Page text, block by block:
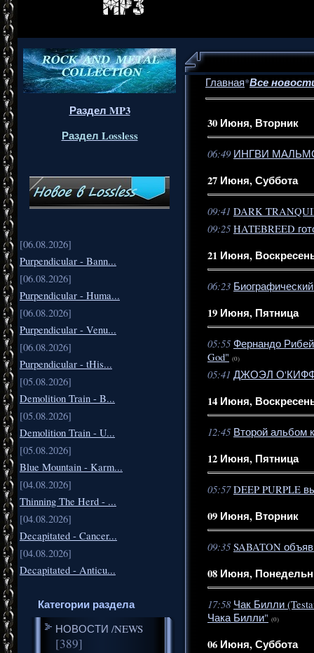
Раздел MP3
Раздел Lossless
[06.08.2026]
Purpendicular - Bann...
[06.08.2026]
Purpendicular - Huma...
[06.08.2026]
Purpendicular - Venu...
[06.08.2026]
Purpendicular - tHis...
[05.08.2026]
Demolition Train - B...
[05.08.2026]
Demolition Train - U...
[05.08.2026]
Blue Mountain - Karm...
[04.08.2026]
Thinning The Herd - ...
[04.08.2026]
Decapitated - Cancer...
[04.08.2026]
Decapitated - Anticu...
Категории раздела
НОВОСТИ /NEWS
[389]
Главная*Все
30 Июня, Вторник
06:49 ИНГВИ
27 Июня, Суббота
09:41 DARK
09:25 HATEBREED
21 Июня,
06:23
19 Июня, Пятница
05:55 Фернандо
God" (0)
05:41 ДЖОЭЛ О'КИФФ
14 Июня,
12:45 Второй альбом
12 Июня, Пятница
05:57 DEEP PURPLE
09 Июня, Вторник
09:35 SABATON
08 Июня,
17:58 Чак Билли
Чака Билли" (0)
06 Июня, Суббота